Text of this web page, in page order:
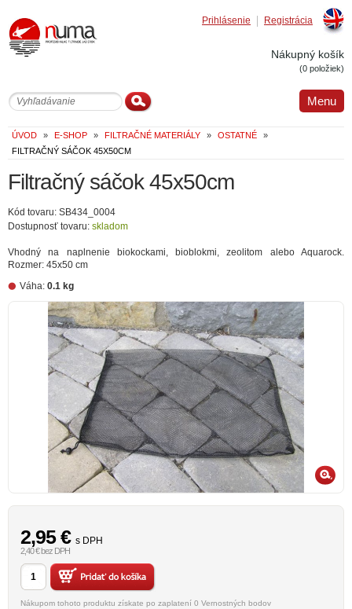
Registrácia
Prihlásenie
Nákupný košík
(0 položiek)
Menu
ÚVOD » E-SHOP » FILTRAČNÉ MATERIÁLY » OSTATNÉ
»
FILTRAČNÝ SÁČOK 45X50CM
Filtračný sáčok 45x50cm
Kód tovaru: SB434_0004
Dostupnosť tovaru: skladom
Vhodný na naplnenie biokockami, bioblokmi, zeolitom alebo Aquarock.
Rozmer: 45x50 cm
Váha: 0.1 kg
2,95€ s DPH
2,40 € bez DPH
Nákupom tohoto produktu získate po zaplatení 0 Vernostných bodov